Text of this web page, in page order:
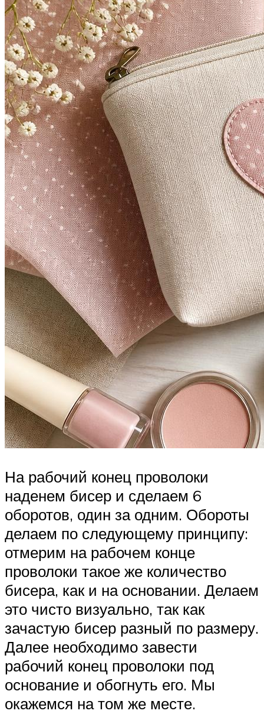
На рабочий конец проволоки
наденем бисер и сделаем 6
оборотов, один за одним. Обороты
делаем по следующему принципу:
отмерим на рабочем конце
проволоки такое же количество
бисера, как и на основании. Делаем
это чисто визуально, так как
зачастую бисер разный по размеру.
Далее необходимо завести
рабочий конец проволоки под
основание и обогнуть его. Мы
окажемся на том же месте.